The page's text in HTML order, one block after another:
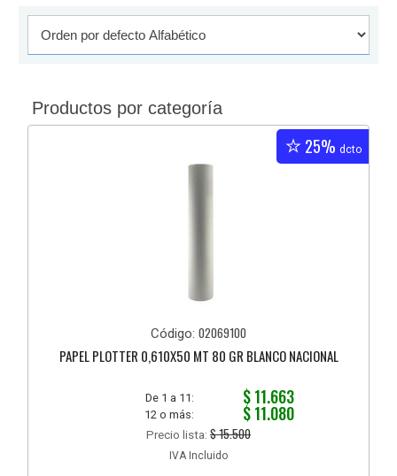
Productos por categoría
25% dcto
Código: 02069100
PAPEL PLOTTER 0,610X50 MT 80 GR BLANCO NACIONAL
De 1 a 11: $ 11.663
12 o más: $ 11.080
Precio lista: $ 15.500
IVA Incluido